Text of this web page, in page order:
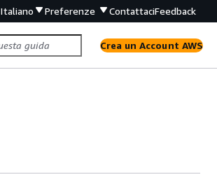
Italiano Preferenze ContattaciFeedback
Crea un Account AWS